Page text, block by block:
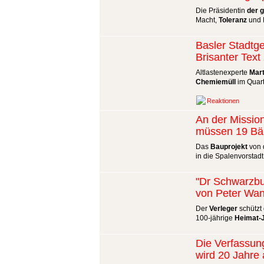
Die Präsidentin der
Macht, Toleranz und
Basler
Brisanter
Altlastenexperte
Chemiemüll
im
Reaktionen
An der
müssen 19
Das Bauprojekt von
in die
"Dr
von Peter
Der Verleger schützt
100-jährige Heimat-
Die
wird 20 Jahre